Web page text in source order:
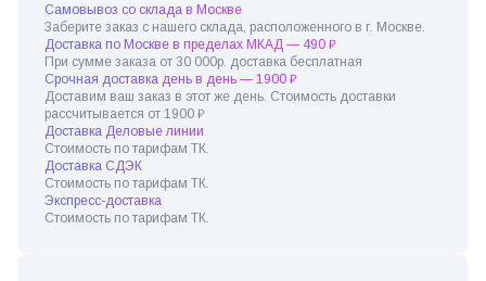
Самовывоз со склада в Москве
Заберите заказ с нашего склада, расположенного в г. Москве.
Доставка по Москве в пределах МКАД — 490 ₽
При сумме заказа от 30 000р. доставка бесплатная
Срочная доставка день в день — 1900 ₽
Доставим ваш заказ в этот же день. Стоимость доставки
рассчитывается от 1900 ₽
Доставка Деловые линии
Стоимость по тарифам ТК.
Доставка СДЭК
Стоимость по тарифам ТК.
Экспресс-доставка
Стоимость по тарифам ТК.